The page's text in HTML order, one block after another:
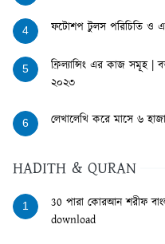
4 ফটোশপ টুলস পরিচিতি ও
5
ফ্রিল্যান্সিং এর কাজ সমূহ |
২০২৩
6 লেখালেখি করে মাসে ৬
HADITH & QURAN
1
30 পারা কোরআন শরীফ
download